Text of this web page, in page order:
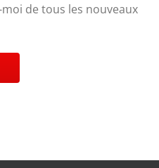
moi de tous les nouveaux